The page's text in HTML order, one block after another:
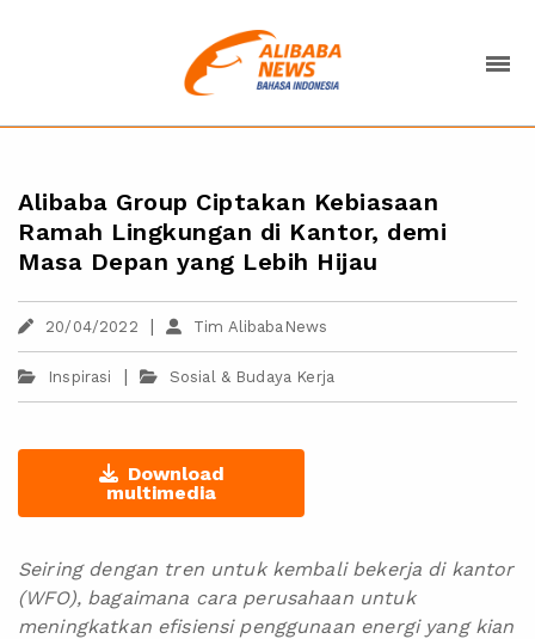
Alibaba Group Ciptakan Kebiasaan
Ramah Lingkungan di Kantor, demi
Masa Depan yang Lebih Hijau
20/04/2022 | Tim AlibabaNews
Inspirasi | Sosial & Budaya Kerja
Download
multimedia
Seiring dengan tren untuk kembali bekerja di kantor
(WFO), bagaimana cara perusahaan untuk
meningkatkan efisiensi penggunaan energi yang kian